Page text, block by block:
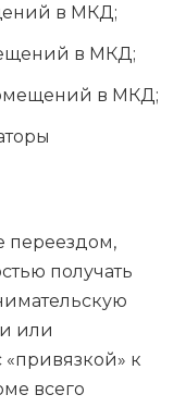
в МКД;
в МКД;
в МКД;
переездом,
получать
или
к
всего